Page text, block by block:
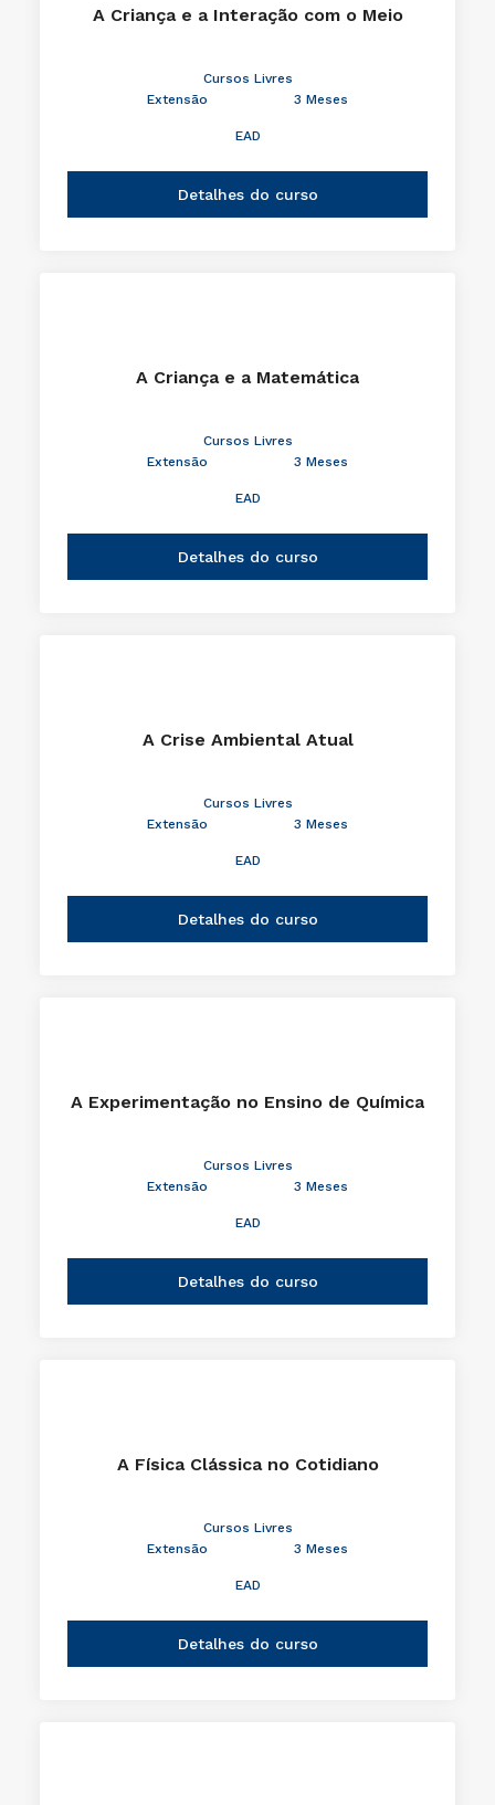
A Criança e a Interação com o Meio
Cursos Livres
Extensão
3 Meses
EAD
Detalhes do curso
A Criança e a Matemática
Cursos Livres
Extensão
3 Meses
EAD
Detalhes do curso
A Crise Ambiental Atual
Cursos Livres
Extensão
3 Meses
EAD
Detalhes do curso
A Experimentação no Ensino de Química
Cursos Livres
Extensão
3 Meses
EAD
Detalhes do curso
A Física Clássica no Cotidiano
Cursos Livres
Extensão
3 Meses
EAD
Detalhes do curso